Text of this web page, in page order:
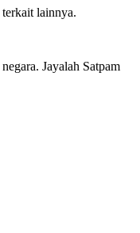
terkait lainnya.
Jayalah Satpam